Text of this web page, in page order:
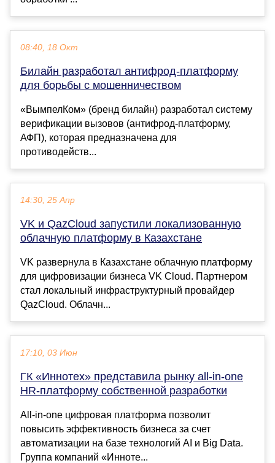
08:40, 18 Окт
Билайн разработал антифрод-платформу
для борьбы с мошенничеством
«ВымпелКом» (бренд билайн) разработал систему
верификации вызовов (антифрод-платформу,
АФП), которая предназначена для
противодейств...
14:30, 25 Апр
VK и QazCloud запустили локализованную
облачную платформу в Казахстане
VK развернула в Казахстане облачную платформу
для цифровизации бизнеса VK Cloud. Партнером
стал локальный инфраструктурный провайдер
QazCloud. Облачн...
17:10, 03 Июн
ГК «Иннотех» представила рынку all-in-one
HR-платформу собственной разработки
All-in-one цифровая платформа позволит
повысить эффективность бизнеса за счет
автоматизации на базе технологий AI и Big Data.
Группа компаний «Инноте...